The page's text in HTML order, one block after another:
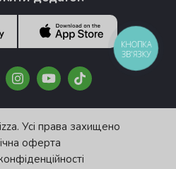
Усі права захищено
оферта
КНОПКА
ЗВ'ЯЗКУ